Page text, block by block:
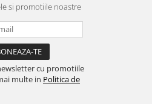
si promotiile noastre
cu promotiile
multe in Politica de